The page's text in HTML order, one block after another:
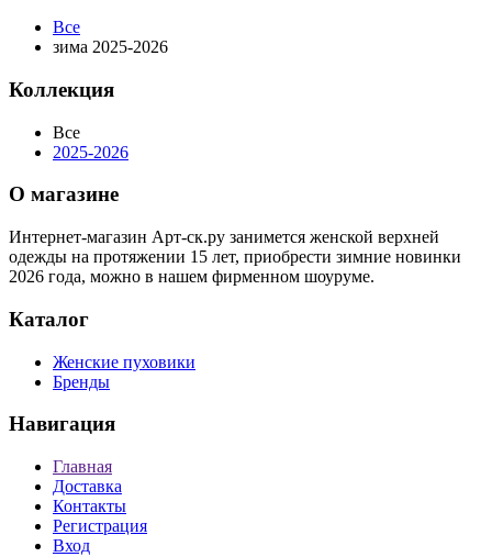
Все
зима 2025-2026
Коллекция
Все
2025-2026
О магазине
Интернет-магазин Арт-ск.ру занимется женской верхней
одежды на протяжении 15 лет, приобрести зимние новинки
2026 года, можно в нашем фирменном шоуруме.
Каталог
Женские пуховики
Бренды
Навигация
Главная
Доставка
Контакты
Регистрация
Вход